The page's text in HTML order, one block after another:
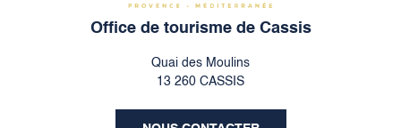
Office de tourisme de Cassis
Quai des Moulins
13 260 CASSIS